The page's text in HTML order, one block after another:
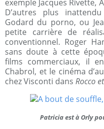
exemple Jacques Rivette,
D’autres plus
Godard du porno, ou
petite carrière de
conventionnel. Roger
sans doute à cette
films commerciaux, il
Chabrol, et le cinéma
chez Visconti dans Rocco
Patricia est à Orly